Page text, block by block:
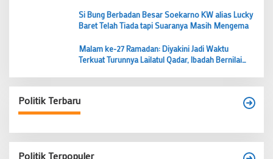
Si Bung Berbadan Besar Soekarno KW alias Lucky
Baret Telah Tiada tapi Suaranya Masih Mengema
Malam ke-27 Ramadan: Diyakini Jadi Waktu
Terkuat Turunnya Lailatul Qadar, Ibadah Bernilai
Politik Terbaru
Politik Terpopuler